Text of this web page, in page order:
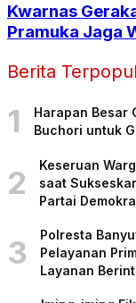
Kwarnas
Pramuka Jaga
Berita
1
Harapan Besar
Buchori untuk
2
Keseruan
saat
Partai
3
Polresta
Pelayanan
Layanan